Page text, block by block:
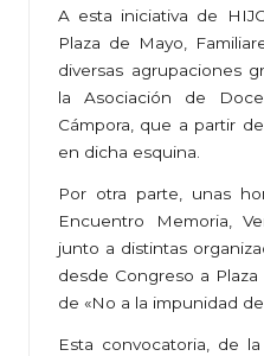
A esta iniciativa de
Plaza de Mayo,
diversas agrupaciones
la Asociación de
Cámpora, que a partir
en dicha esquina.
Por otra parte, unas
Encuentro Memoria,
junto a distintas
desde Congreso a
de «No a la impunidad
Esta convocatoria, de